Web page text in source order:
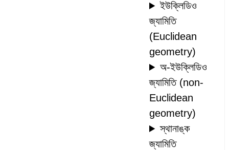
ইউক্লিডিও
জ্যামিতি
(Euclidean
geometry)
অ-ইউক্লিডিও
জ্যামিতি (non-
Euclidean
geometry)
স্থানাঙ্ক
জ্যামিতি